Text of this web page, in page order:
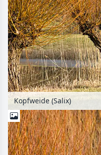
Kopfweide (Salix)